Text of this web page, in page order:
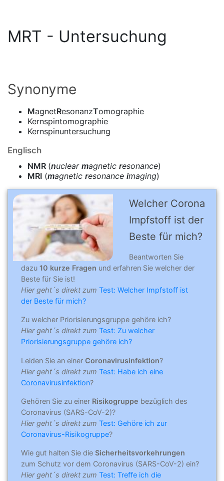
MRT - Untersuchung
Synonyme
MagnetResonanzTomographie
Kernspintomographie
Kernspinuntersuchung
Englisch
NMR (nuclear magnetic resonance)
MRI (magnetic resonance imaging)
Welcher Corona
Impfstoff ist der
Beste für mich?
Beantworten Sie
dazu 10 kurze Fragen und erfahren Sie welcher der
Beste für Sie ist!
Hier geht´s direkt zum Test: Welcher Impfstoff ist
der Beste für mich?
Zu welcher Priorisierungsgruppe gehöre ich?
Hier geht´s direkt zum Test: Zu welcher
Priorisierungsgruppe gehöre ich?
Leiden Sie an einer Coronavirusinfektion?
Hier geht´s direkt zum Test: Habe ich eine
Coronavirusinfektion?
Gehören Sie zu einer Risikogruppe bezüglich des
Coronavirus (SARS-CoV-2)?
Hier geht´s direkt zum Test: Gehöre ich zur
Coronavirus-Risikogruppe?
Wie gut halten Sie die Sicherheitsvorkehrungen
zum Schutz vor dem Coronavirus (SARS-CoV-2) ein?
Hier geht´s direkt zum Test: Treffe ich die